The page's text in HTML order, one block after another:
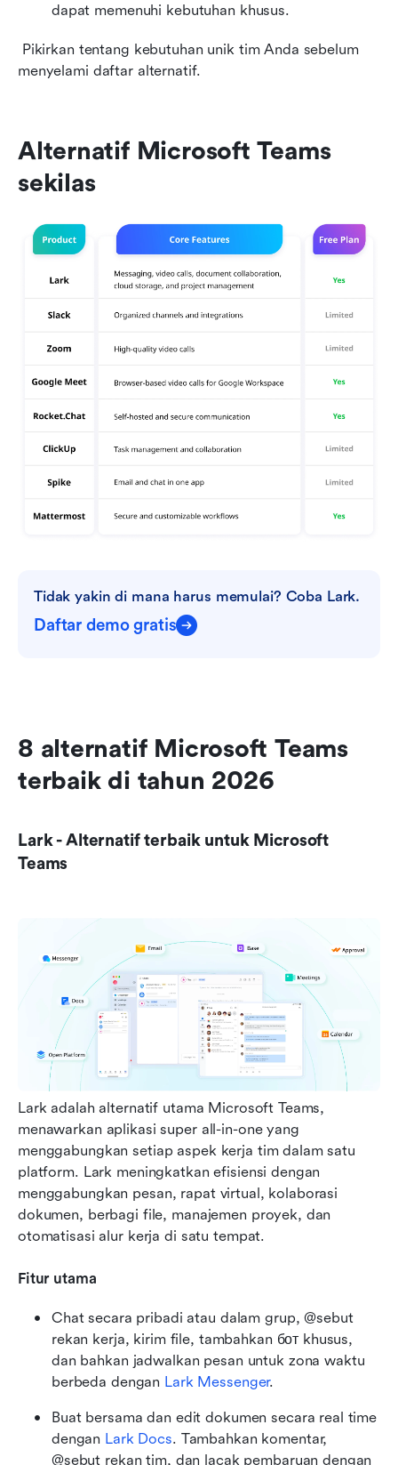
dapat memenuhi kebutuhan khusus.
menyelami daftar alternatif.
Alternatif Microsoft Teams
sekilas
Tidak yakin di mana harus memulai? Coba Lark.
Daftar demo gratis
8 alternatif Microsoft Teams
terbaik di tahun 2026
Lark - Alternatif terbaik untuk Microsoft
Teams
Lark adalah alternatif utama Microsoft Teams,
menawarkan aplikasi super all-in-one yang
menggabungkan setiap aspek kerja tim dalam satu
platform. Lark meningkatkan efisiensi dengan
menggabungkan pesan, rapat virtual, kolaborasi
dokumen, berbagi file, manajemen proyek, dan
otomatisasi alur kerja di satu tempat.
Fitur utama
Chat secara pribadi atau dalam grup, @sebut
rekan kerja, kirim file, tambahkan бот khusus,
dan bahkan jadwalkan pesan untuk zona waktu
berbeda dengan Lark Messenger.
Buat bersama dan edit dokumen secara real time
dengan Lark Docs. Tambahkan komentar,
@sebut rekan tim, dan lacak pembaruan dengan